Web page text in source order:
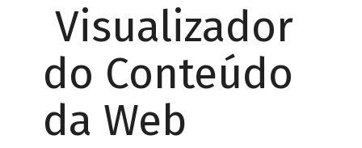
Visualizador
do Conteúdo
da Web